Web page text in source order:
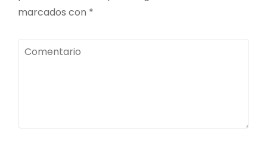
marcados con *
Comentario